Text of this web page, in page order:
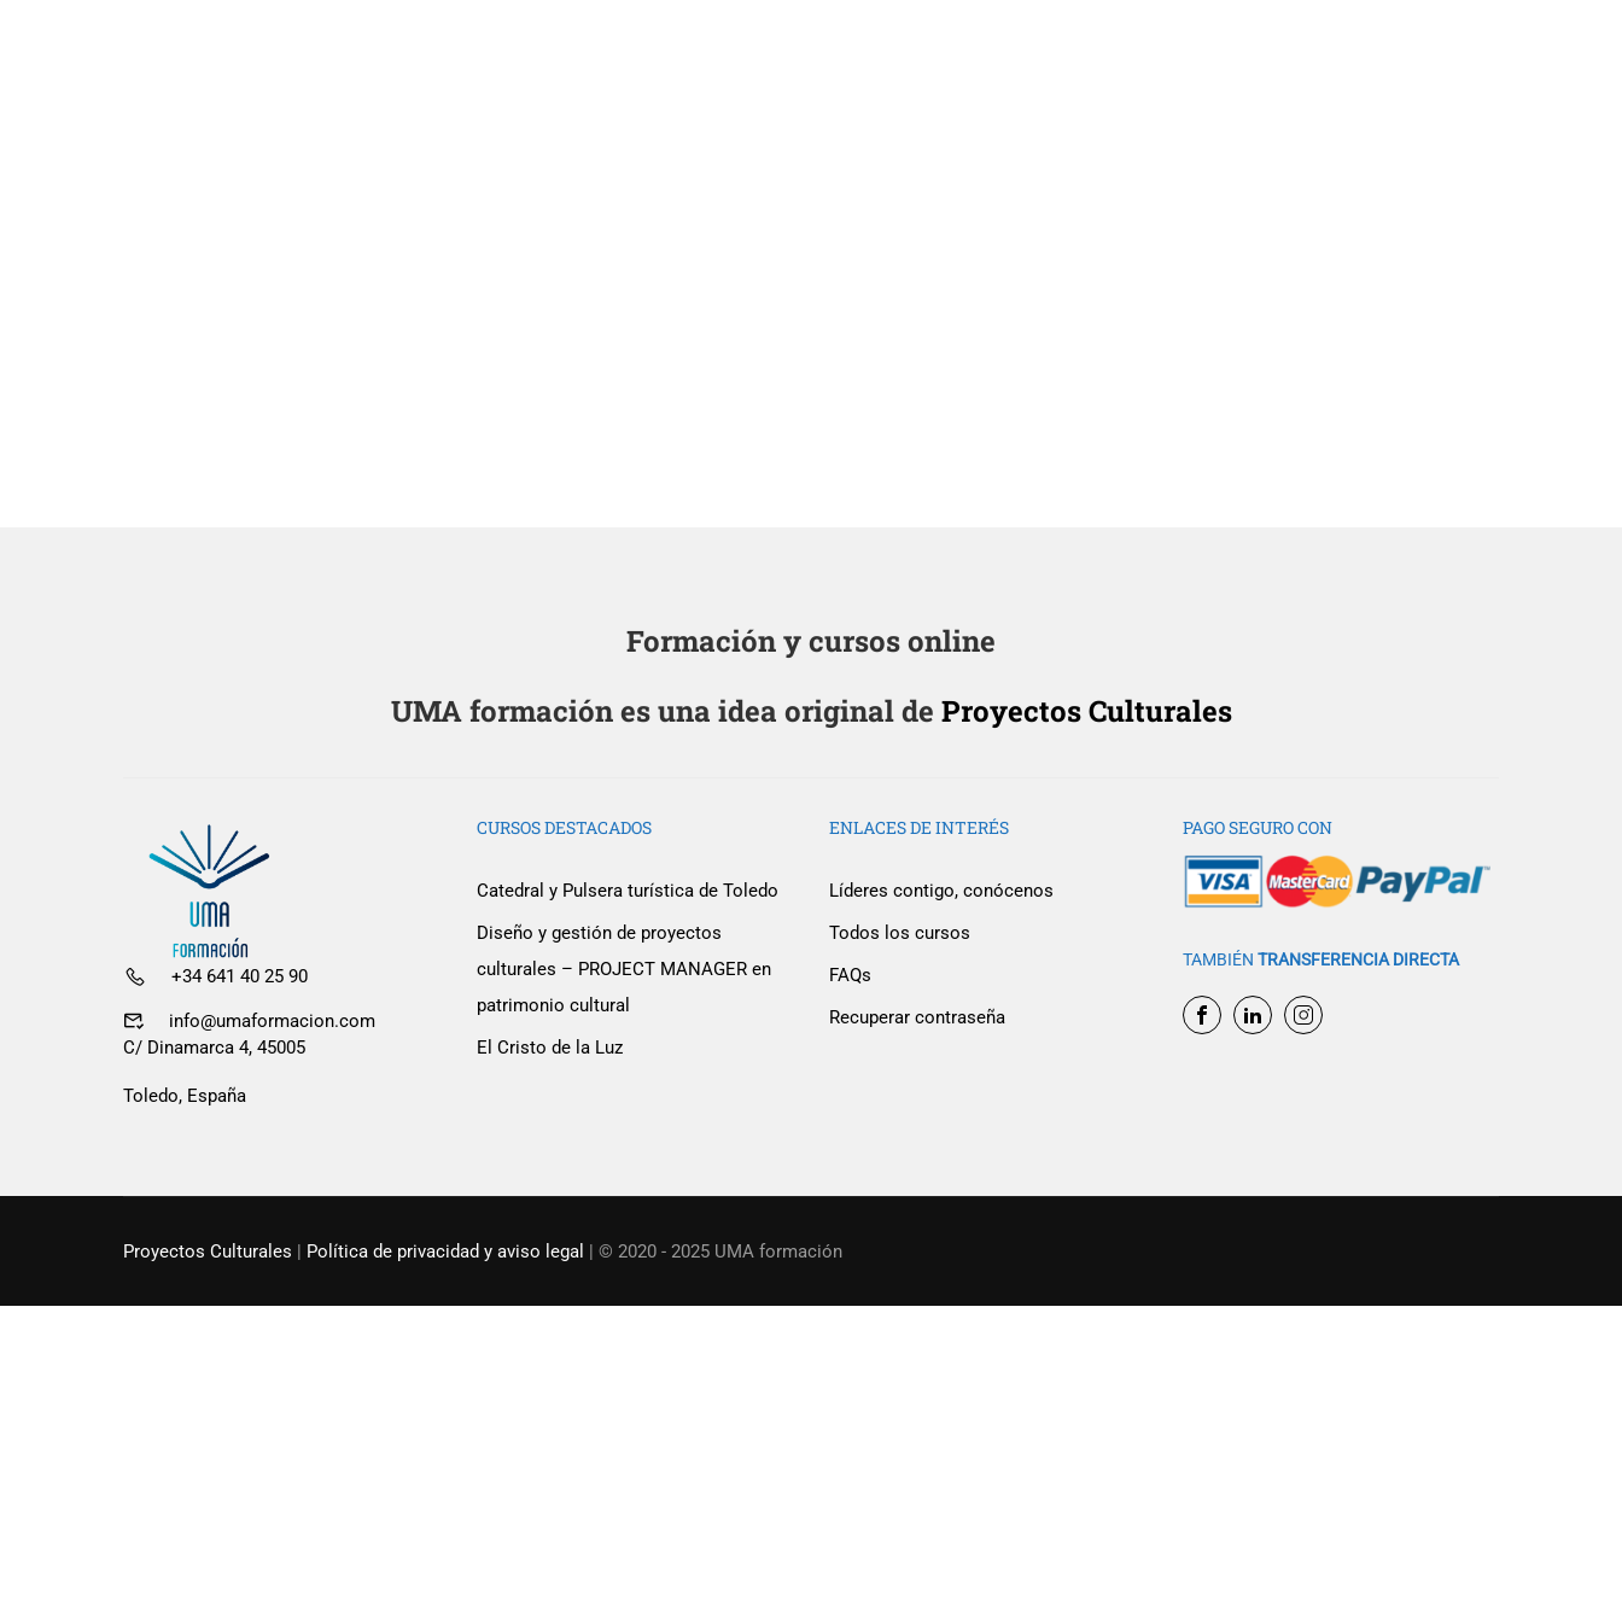
Formación y cursos online
UMA formación es una idea original de Proyectos Culturales
+34 641 40 25 90
info@umaformacion.com
C/ Dinamarca 4, 45005
Toledo, España
CURSOS DESTACADOS
Catedral y Pulsera turística de Toledo
Diseño y gestión de proyectos
culturales – PROJECT MANAGER en
patrimonio cultural
El Cristo de la Luz
ENLACES DE INTERÉS
Líderes contigo, conócenos
Todos los cursos
FAQs
Recuperar contraseña
PAGO SEGURO CON
TAMBIÉN TRANSFERENCIA DIRECTA
Proyectos Culturales | Política de privacidad y aviso legal | © 2020 - 2025 UMA formación
¿Quieres ser un educador con UMA formación?
Colabora con nosotros en la desarrollo de una plataforma de futuro